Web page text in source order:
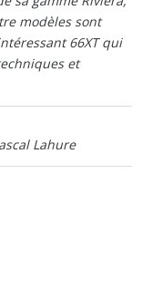
modèles sont
66XT qui
et
Lahure